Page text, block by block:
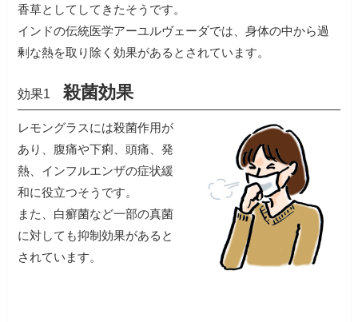
香草としてしてきたそうです。
インドの伝統医学アーユルヴェーダでは、身体の中から過
剰な熱を取り除く効果があるとされています。
効果1殺菌効果
レモングラスには殺菌作用が
あり、腹痛や下痢、頭痛、発
熱、インフルエンザの症状緩
和に役立つそうです。
また、白癬菌など一部の真菌
に対しても抑制効果があると
されています。